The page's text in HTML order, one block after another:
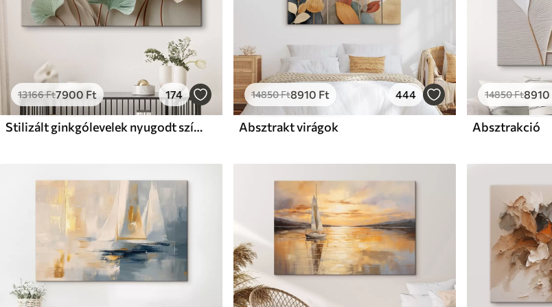
13166Ft7900 Ft 174
Stilizált ginkgólevelek nyugodt színekben
14850Ft8910 Ft 444
Absztrakt virágok
14850Ft8910
Absztrakció